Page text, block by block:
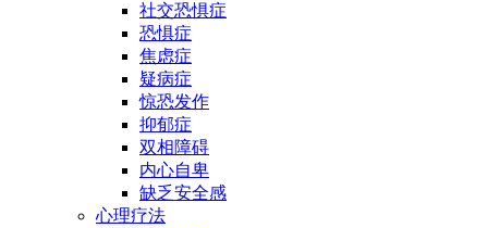
社交恐惧症
恐惧症
焦虑症
疑病症
惊恐发作
抑郁症
双相障碍
内心自卑
缺乏安全感
心理疗法